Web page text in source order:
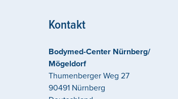
Kontakt
Bodymed-Center Nürnberg/
Mögeldorf
Thumenberger Weg 27
90491 Nürnberg